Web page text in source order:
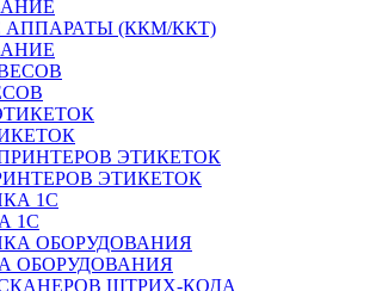
(ККМ/ККТ)
ЭТИКЕТОК
1С
ОБОРУДОВАНИЯ